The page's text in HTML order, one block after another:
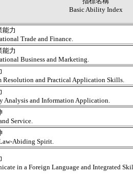
Basic Ability Index
能力
Trade and Finance.
能力
Business and Marketing.
Resolution and Practical Application Skills.
Analysis and Information Application.
Service.
Abiding Spirit.
in a Foreign Language and Integrated